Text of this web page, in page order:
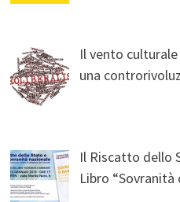
Il vento
una
Il Riscatto dello
Libro “Sovranità